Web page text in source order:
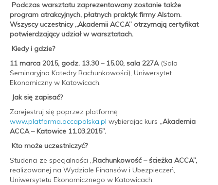
Podczas warsztatu zaprezentowany zostanie także
program atrakcyjnych, płatnych praktyk firmy Alstom.
Wszyscy uczestnicy „Akademii ACCA” otrzymają certyfikat
potwierdzający udział w warsztatach.
Kiedy i gdzie?
11 marca 2015, godz. 13.30 – 15.00, sala 227A(Sala
Seminaryjna Katedry Rachunkowości), Uniwersytet
Ekonomiczny w Katowicach.
Jak się zapisać?
Zarejestruj się poprzez platformę
www.platforma.accapolska.pl wybierając kurs „Akademia
ACCA – Katowice 11.03.2015”.
Kto może uczestniczyć?
Studenci ze specjalności „Rachunkowość – ścieżka ACCA”,
realizowanej na Wydziale Finansów i Ubezpieczeń,
Uniwersytetu Ekonomicznego w Katowicach.